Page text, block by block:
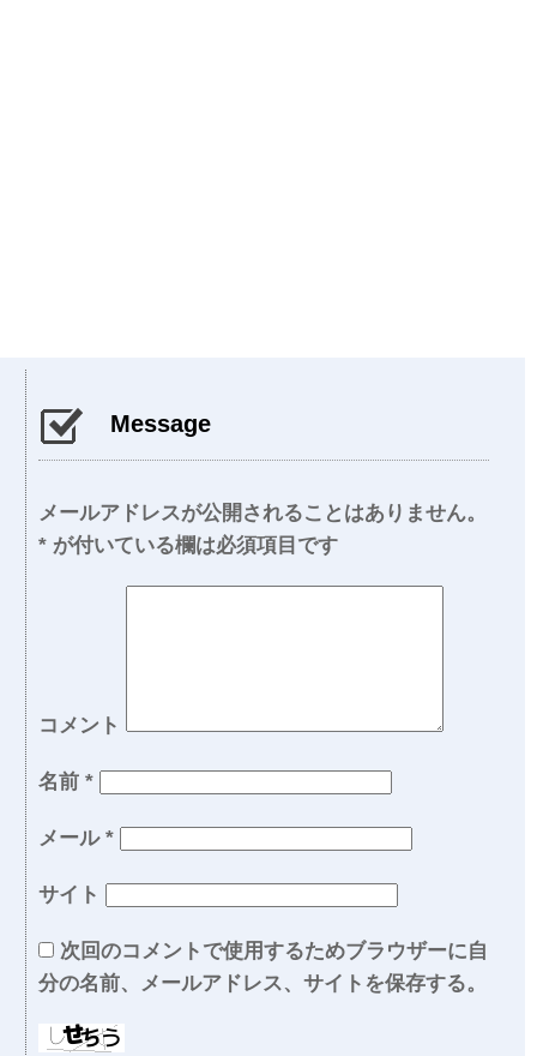
Message
メールアドレスが公開されることはありません。
* が付いている欄は必須項目です
コメント
名前 *
メール *
サイト
次回のコメントで使用するためブラウザーに自
分の名前、メールアドレス、サイトを保存する。